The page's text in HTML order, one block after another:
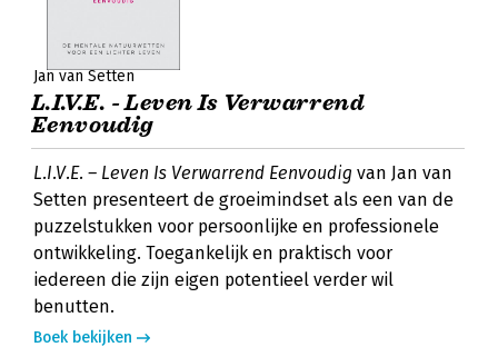
Jan van Setten
L.I.V.E. - Leven Is Verwarrend
Eenvoudig
L.I.V.E. – Leven Is Verwarrend Eenvoudig van Jan van
Setten presenteert de groeimindset als een van de
puzzelstukken voor persoonlijke en professionele
ontwikkeling. Toegankelijk en praktisch voor
iedereen die zijn eigen potentieel verder wil
benutten.
Boek bekijken